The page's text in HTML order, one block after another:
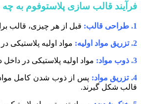
فرآیند قالب سازی پلاستوفوم به
1. طراحی قالب: قبل از هر چیزی، قالب
2. تزریق مواد اولیه: مواد اولیه
3. ذوب مواد: مواد اولیه پلاستیکی در
4. تزریق مواد:
پس از ذوب شدن کامل مواد
قالب شکل گیرند.